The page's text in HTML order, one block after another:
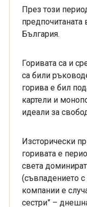
През този
предпочитаната
България.
Горивата са и
са били
горива е бил
картели и
идеали за
Изсторически
горивата е
света
(съвпадението
компании е
сестри” –